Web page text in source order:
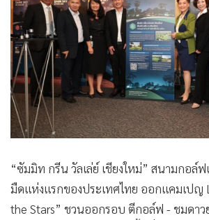
• Green Innovation & SD
• Management & HR
• MGR Live
• Infographic
•
การเมือง
• ท่องเที่ยว
• กีฬา
• ต่างประเทศ
• Special Scoop
• เศรษฐกิจ-ธุรกิจ
“ซัมมิท กรีน วัลเล่ย์ เชียงใหม่” สนามกอล์
มืดแห่งแรกของประเทศไทย ออกแคมเปญ
the Stars” ชวนออกรอบ ตีกอล์ฟ - ชมดาว